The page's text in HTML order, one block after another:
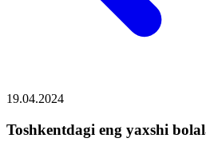
19.04.2024
Toshkentdagi eng yaxshi